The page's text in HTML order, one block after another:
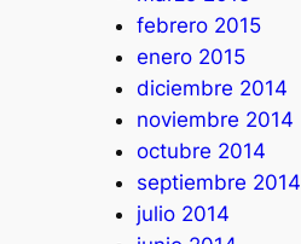
febrero 2015
enero 2015
diciembre 2014
noviembre 2014
octubre 2014
septiembre 2014
julio 2014